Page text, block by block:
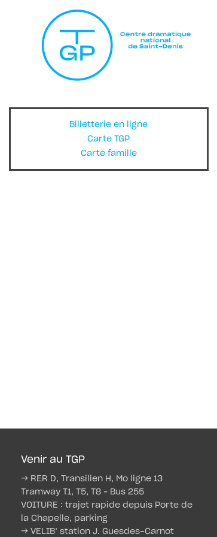
Billetterie en ligne
Carte TGP
Carte famille
Venir au TGP
→ RER D, Transilien H, Mo ligne 13
Tramway T1, T5, T8 – Bus 255
VOITURE : trajet rapide depuis Porte de
la Chapelle, parking
→ VELIB’ station J. Guesdes-Carnot